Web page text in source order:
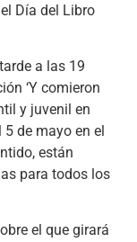
Día del Libro
a las 19
‘Y comieron
y juvenil en
de mayo en el
están
para todos los
el que girará